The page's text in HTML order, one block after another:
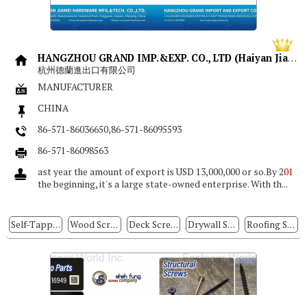
HANGZHOU GRAND IMP.&EXP. CO., LTD (Haiyan Jiamei)
杭州德蘭進出口有限公司
MANUFACTURER
CHINA
86-571-86036650,86-571-86095593
86-571-86098563
ast year the amount of export is USD 13,000,000 or so.By 201
the beginning, it's a large state-owned enterprise. With th...
Self-Tapping Screws Wood Screws Deck Screws Drywall Screws Roofing Screws